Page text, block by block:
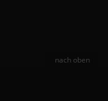
nach oben